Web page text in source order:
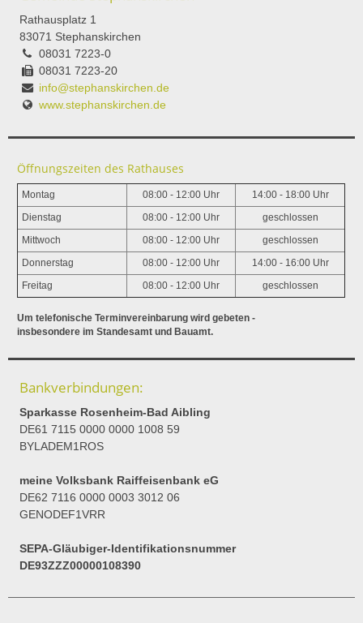
Rathausplatz 1
83071 Stephanskirchen
08031 7223-0
08031 7223-20
info@stephanskirchen.de
www.stephanskirchen.de
Öffnungszeiten des Rathauses
Montag 08:00 - 12:00 Uhr 14:00 - 18:00 Uhr
Dienstag 08:00 - 12:00 Uhr geschlossen
Mittwoch 08:00 - 12:00 Uhr geschlossen
Donnerstag 08:00 - 12:00 Uhr 14:00 - 16:00 Uhr
Freitag 08:00 - 12:00 Uhr geschlossen
Um telefonische Terminvereinbarung wird gebeten -
insbesondere im Standesamt und Bauamt.
Bankverbindungen:
Sparkasse Rosenheim-Bad Aibling
DE61 7115 0000 0000 1008 59
BYLADEM1ROS
meine Volksbank Raiffeisenbank eG
DE62 7116 0000 0003 3012 06
GENODEF1VRR
SEPA-Gläubiger-Identifikationsnummer
DE93ZZZ00000108390